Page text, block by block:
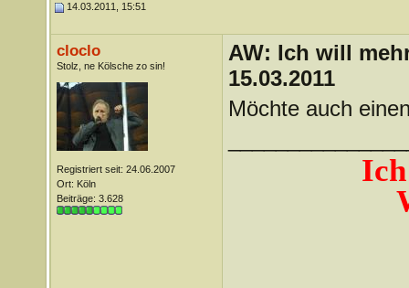
14.03.2011, 15:51
cloclo
Stolz, ne Kölsche zo sin!
Registriert seit: 24.06.2007
Ort: Köln
Beiträge: 3.628
AW: Ich will
15.03.2011
Möchte auch